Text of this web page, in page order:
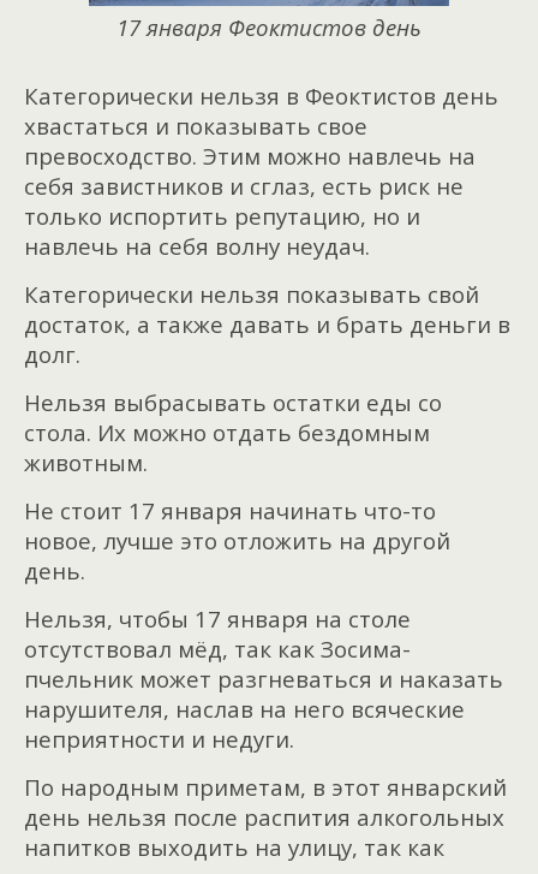
17 января Феоктистов день
Категорически нельзя в Феоктистов день
хвастаться и показывать свое
превосходство. Этим можно навлечь на
себя завистников и сглаз, есть риск не
только испортить репутацию, но и
навлечь на себя волну неудач.
Категорически нельзя показывать свой
достаток, а также давать и брать деньги в
долг.
Нельзя выбрасывать остатки еды со
стола. Их можно отдать бездомным
животным.
Не стоит 17 января начинать что-то
новое, лучше это отложить на другой
день.
Нельзя, чтобы 17 января на столе
отсутствовал мёд, так как Зосима-
пчельник может разгневаться и наказать
нарушителя, наслав на него всяческие
неприятности и недуги.
По народным приметам, в этот январский
день нельзя после распития алкогольных
напитков выходить на улицу, так как